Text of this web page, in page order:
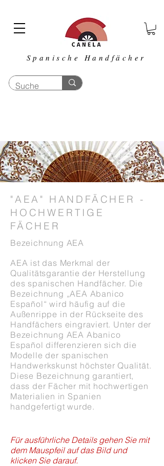
Spanische Handfächer
"AEA" HANDFÄCHER -
HOCHWERTIGE
FÄCHER
Bezeichnung AEA
AEA ist das Merkmal der
Qualitätsgarantie der Herstellung
des spanischen Handfächer. Die
Bezeichnung „AEA Abanico
Español“ wird häufig auf die
Außenrippe in der Rückseite des
Handfächers eingraviert. Unter der
Bezeichnung AEA Abanico
Español differenzieren sich die
Modelle der spanischen
Handwerkskunst höchster Qualität.
Diese Bezeichnung garantiert,
dass der Fächer mit hochwertigen
Materialien in Spanien
handgefertigt wurde.
Für ausführliche Details gehen Sie mit
dem Mauspfeil auf das Bild und
klicken Sie darauf.